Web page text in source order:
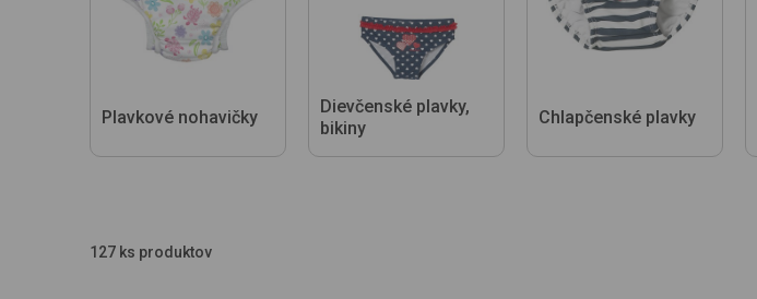
Plavkové nohavičky
Dievčenské plavky,
bikiny
Chlapčenské plavky
127 ks produktov